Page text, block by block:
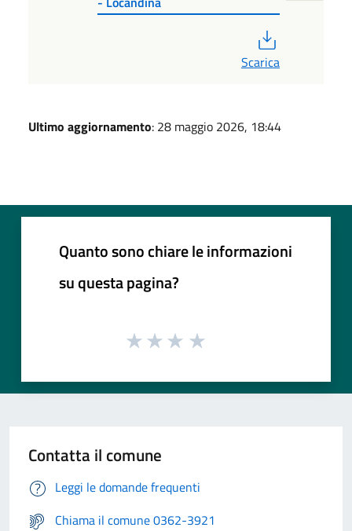
Scarica
Ultimo aggiornamento: 28 maggio 2026, 18:44
Quanto sono chiare le informazioni
su questa pagina?
Contatta il comune
Leggi le domande frequenti
Chiama il comune 0362-3921